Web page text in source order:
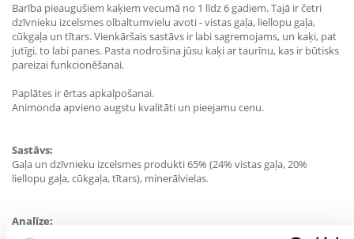
Barība pieaugušiem kaķiem vecumā no 1 līdz 6 gadiem. Tajā ir četri
dzīvnieku izcelsmes olbaltumvielu avoti - vistas gaļa, liellopu gaļa,
cūkgaļa un tītars. Vienkāršais sastāvs ir labi sagremojams, un kaķi, pat
jutīgi, to labi panes. Pasta nodrošina jūsu kaķi ar taurīnu, kas ir būtisks
pareizai funkcionēšanai.
Paplātes ir ērtas apkalpošanai.
Animonda apvieno augstu kvalitāti un pieejamu cenu.
Sastāvs:
Gaļa un dzīvnieku izcelsmes produkti 65% (24% vistas gaļa, 20%
liellopu gaļa, cūkgaļa, tītars), minerālvielas.
Analīze:
Olbaltumvielas: 11,0%, tauki: 5,0%, šķiedrvielas: 0,3%, minerālsāļi: 1,6%,